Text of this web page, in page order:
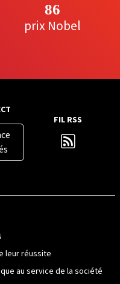
86
prix Nobel
FIL RSS
leur réussite
au service de la société